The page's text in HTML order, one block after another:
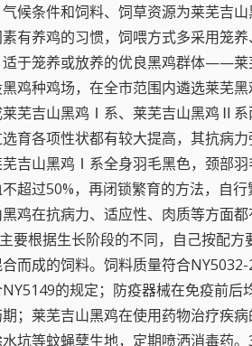
候条件和饲料、饲草资源为莱芜吉山
有养鸡的习惯，饲喂方式多采用笼
于笼养或放养的优良黑鸡群体——
鸡种鸡场，在全市范围内遴选莱芜
芜吉山黑鸡Ⅰ系、莱芜吉山黑鸡Ⅱ
育各项性状都有较大提高，其抗病
吉山黑鸡Ⅰ系全身羽毛黑色，颈部
超过50%，再闭锁繁育的方法，自
鸡在抗病力、适应性、肉质等方面都
要根据生长阶段的不同，自己按配
而成的饲料。饲料质量符合
的规定；防疫器械在免疫前
；莱芜吉山黑鸡在使用药物治疗疾
坑等蚊蝇孽生地，定期喷洒消毒药